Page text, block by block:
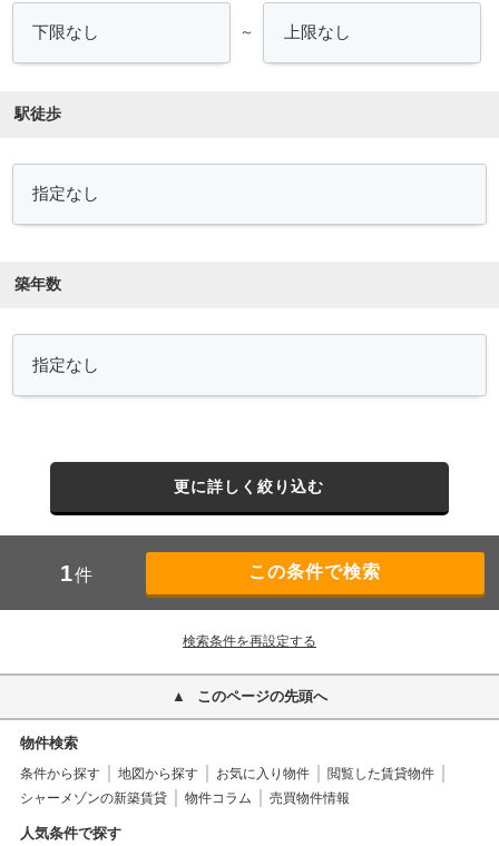
～
駅徒歩
築年数
更に詳しく絞り込む
1件
検索条件を再設定する
このページの先頭へ
物件検索
条件から探す 地図から探す お気に入り物件
閲覧した賃貸物件
シャーメゾンの新築賃貸
物件コラム 売買物件情報
人気条件で探す